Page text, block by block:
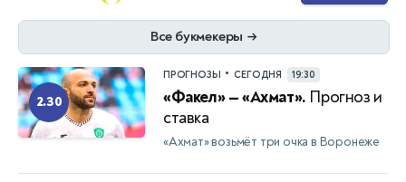
Все букмекеры →
2.30
ПРОГНОЗЫ • СЕГОДНЯ 19:30
«Факел» — «Ахмат». Прогноз и
ставка
«Ахмат» возьмёт три очка в Воронеже